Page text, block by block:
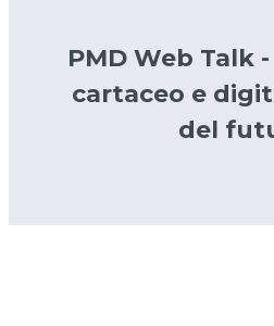
PMD Web Talk
cartaceo e
del